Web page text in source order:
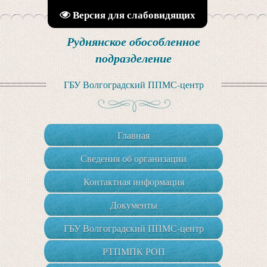
Версия для слабовидящих
Руднянское обособленное
подразделение
ГБУ Волгоградский ППМС-центр
Главная
Сведения об организации
Контактная информация
Документы
ГБУ Волгоградский ППМС-центр
РТПМПК РОП